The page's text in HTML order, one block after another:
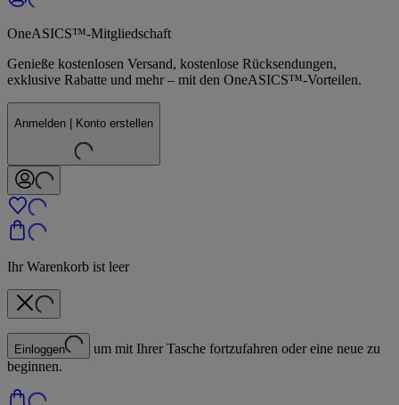
OneASICS™-Mitgliedschaft
Genieße kostenlosen Versand, kostenlose Rücksendungen,
exklusive Rabatte und mehr – mit den OneASICS™-Vorteilen.
Anmelden | Konto erstellen
Ihr Warenkorb ist leer
Einloggen
um mit Ihrer Tasche fortzufahren oder eine neue zu
beginnen.